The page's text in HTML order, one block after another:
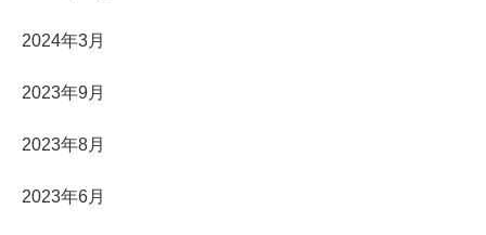
2024年3月
2023年9月
2023年8月
2023年6月